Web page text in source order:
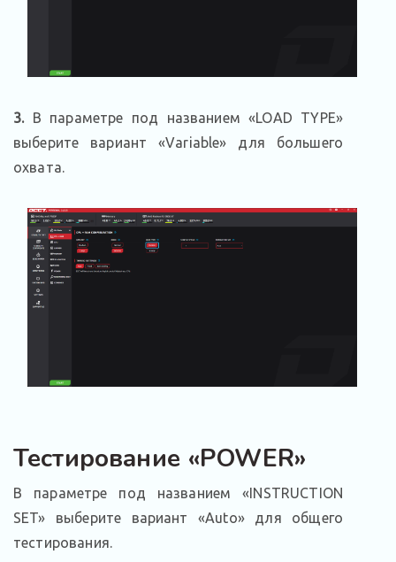
3.В параметре под названием «LOAD TYPE»
выберите вариант «Variable» для большего
охвата.
Тестирование «POWER»
В параметре под названием «INSTRUCTION
SET» выберите вариант «Auto» для общего
тестирования.